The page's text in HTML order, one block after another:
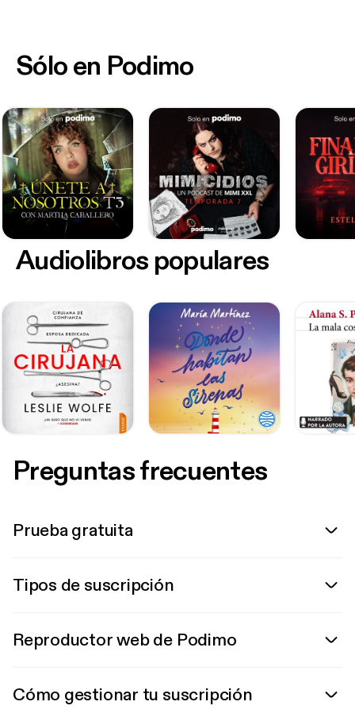
Sólo en Podimo
Audiolibros populares
Preguntas frecuentes
Prueba gratuita
Tipos de suscripción
Reproductor web de Podimo
Cómo gestionar tu suscripción